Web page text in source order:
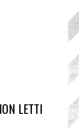
LETTI